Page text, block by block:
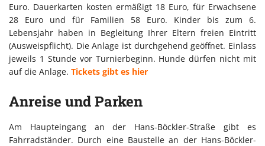
Euro. Dauerkarten kosten ermäßigt 18 Euro, für Erwachsene
28 Euro und für Familien 58 Euro. Kinder bis zum 6.
Lebensjahr haben in Begleitung Ihrer Eltern freien Eintritt
(Ausweispflicht). Die Anlage ist durchgehend geöffnet. Einlass
jeweils 1 Stunde vor Turnierbeginn. Hunde dürfen nicht mit
auf die Anlage. Tickets gibt es hier
Anreise und Parken
Am Haupteingang an der Hans-Böckler-Straße gibt es
Fahrradständer. Durch eine Baustelle an der Hans-Böckler-